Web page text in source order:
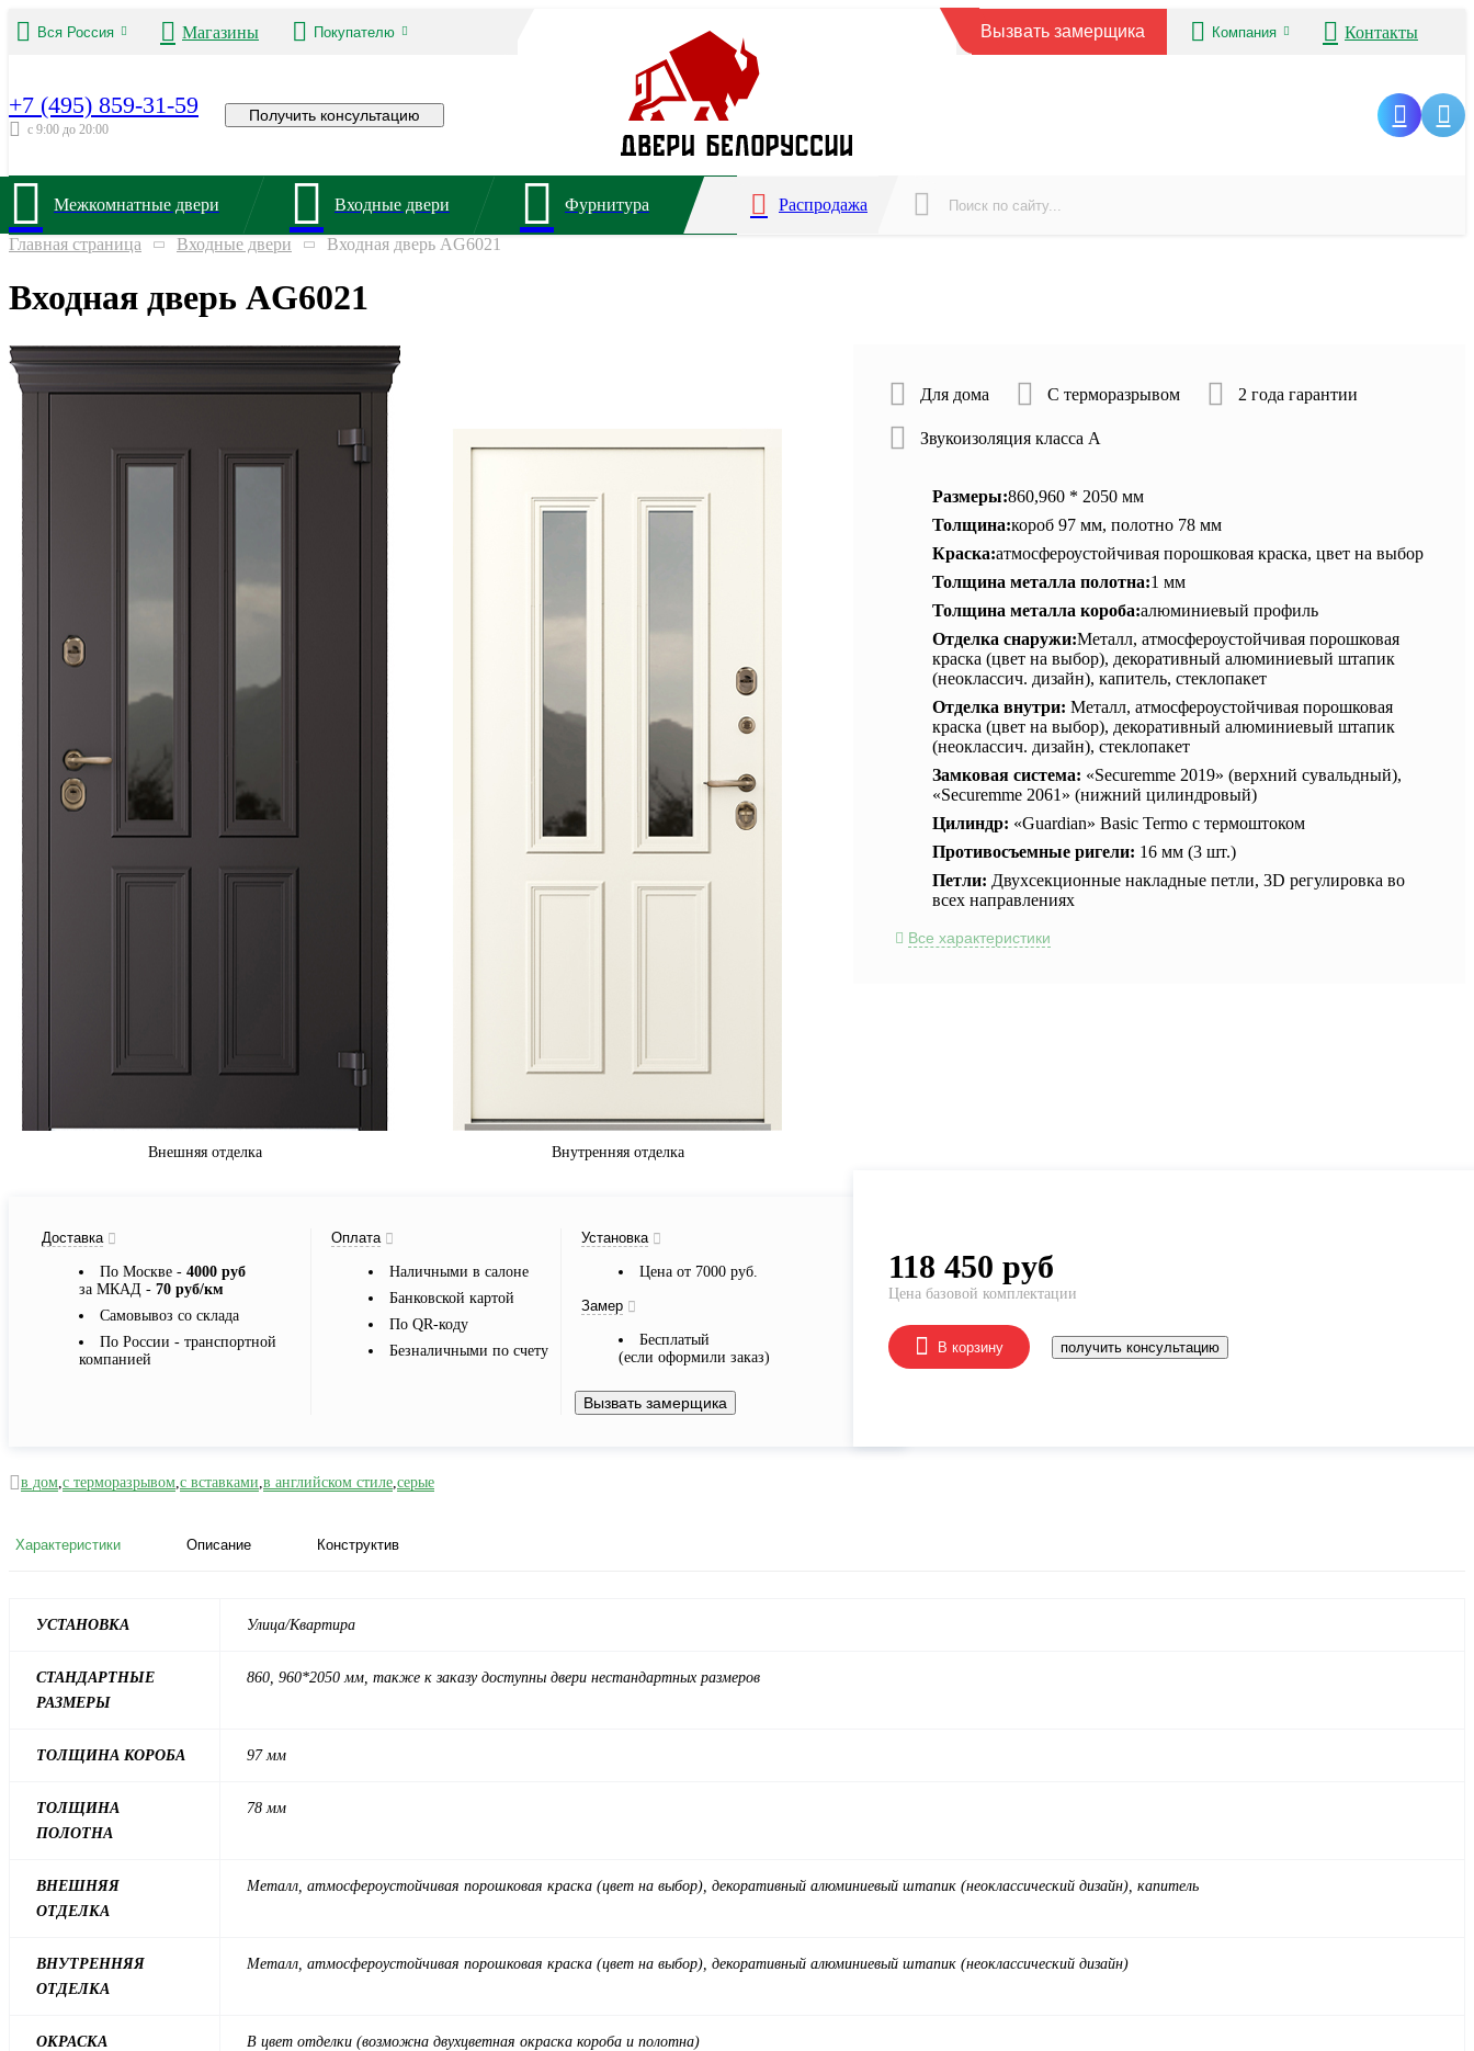
Вся Россия Магазины Покупателю Вызвать замерщика Компания Контакты
+7 (495) 859-31-59
с 9:00 до 20:00
Получить консультацию
Межкомнатные двери Входные двери Фурнитура Распродажа
Главная страница Входные двери Входная дверь AG6021
Входная дверь AG6021
Внешняя отделка Внутренняя отделка
Доставка
По Москве - 4000 руб
за МКАД - 70 руб/км
Самовывоз со склада
По России - транспортной
компанией
Оплата
Наличными в салоне
Банковской картой
По QR-коду
Безналичными по счету
Установка
Цена от 7000 руб.
Замер
Бесплатый
(если оформили заказ)
Вызвать замерщика
Для дома С терморазрывом 2 года гарантии
Звукоизоляция класса А
Размеры:860,960 * 2050 мм
Толщина:короб 97 мм, полотно 78 мм
Краска:атмосфероустойчивая порошковая краска, цвет на выбор
Толщина металла полотна:1 мм
Толщина металла короба:алюминиевый профиль
Отделка снаружи:Металл, атмосфероустойчивая порошковая
краска (цвет на выбор), декоративный алюминиевый штапик
(неоклассич. дизайн), капитель, стеклопакет
Отделка внутри:Металл, атмосфероустойчивая порошковая
краска (цвет на выбор), декоративный алюминиевый штапик
(неоклассич. дизайн), стеклопакет
Замковая система: «Securemme 2019» (верхний сувальдный),
«Securemme 2061» (нижний цилиндровый)
Цилиндр: «Guardian» Basic Termo с термоштоком
Противосъемные ригели: 16 мм (3 шт.)
Петли: Двухсекционные накладные петли, 3D регулировка во
всех направлениях
Все характеристики
118 450 руб
Цена базовой комплектации
В корзину получить консультацию
в дом,с терморазрывом,с вставками,в английском стиле,серые
Характеристики Описание Конструктив
УСТАНОВКА Улица/Квартира
СТАНДАРТНЫЕ
РАЗМЕРЫ
860, 960*2050 мм, также к заказу доступны двери нестандартных размеров
ТОЛЩИНА КОРОБА 97 мм
ТОЛЩИНА
ПОЛОТНА
78 мм
ВНЕШНЯЯ
ОТДЕЛКА
Металл, атмосфероустойчивая порошковая краска (цвет на выбор), декоративный алюминиевый штапик (неоклассический дизайн), капитель
ВНУТРЕННЯЯ
ОТДЕЛКА
Металл, атмосфероустойчивая порошковая краска (цвет на выбор), декоративный алюминиевый штапик (неоклассический дизайн)
ОКРАСКА
В цвет отделки (возможна двухцветная окраска короба и полотна)